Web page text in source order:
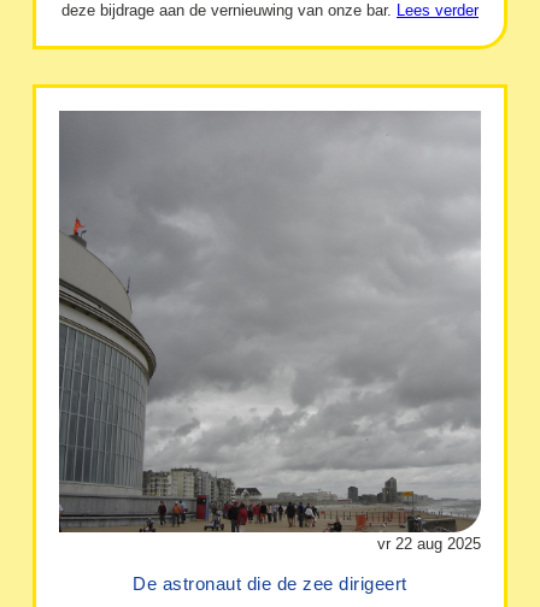
deze bijdrage aan de vernieuwing van onze bar. Lees verder
vr 22 aug 2025
De astronaut die de zee dirigeert